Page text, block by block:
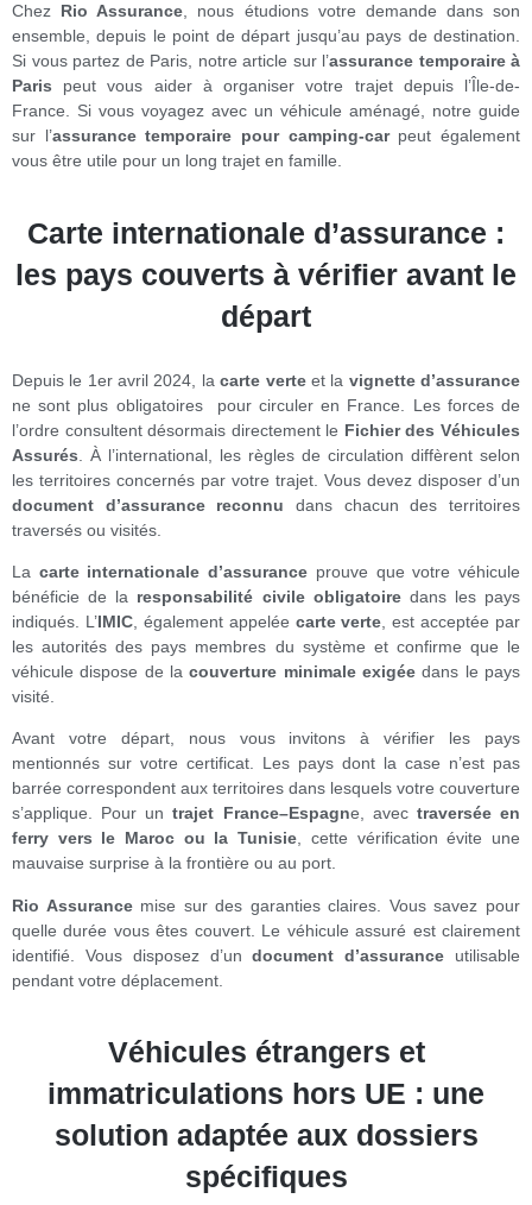
Chez Rio Assurance, nous étudions votre demande dans son
ensemble, depuis le point de départ jusqu’au pays de destination.
Si vous partez de Paris, notre article sur l’assurance temporaire à
Paris peut vous aider à organiser votre trajet depuis l’Île-de-
France. Si vous voyagez avec un véhicule aménagé, notre guide
sur l’assurance temporaire pour camping-carpeut également
vous être utile pour un long trajet en famille.
Carte internationale d’assurance :
les pays couverts à vérifier avant le
départ
Depuis le 1er avril 2024, la carte verteet la vignette d’assurance
ne sont plus obligatoires pour circuler en France. Les forces de
l’ordre consultent désormais directement le Fichier des Véhicules
Assurés . À l’international, les règles de circulation diffèrent selon
les territoires concernés par votre trajet. Vous devez disposer d’un
document d’assurance reconnu dans chacun des territoires
traversés ou visités.
La carte internationale d’assurance prouve que votre véhicule
bénéficie de la responsabilité civile obligatoiredans les pays
indiqués. L’IMIC, également appelée carte verte , est acceptée par
les autorités des pays membres du système et confirme que le
véhicule dispose de lacouverture minimale exigée dans le pays
visité.
Avant votre départ, nous vous invitons à vérifier les pays
mentionnés sur votre certificat. Les pays dont la case n’est pas
barrée correspondent aux territoires dans lesquels votre couverture
s’applique. Pour un trajet France–Espagne, avec traversée en
ferry vers le Maroc ou la Tunisie, cette vérification évite une
mauvaise surprise à la frontière ou au port.
Rio Assurancemise sur des garanties claires. Vous savez pour
quelle durée vous êtes couvert. Le véhicule assuré est clairement
identifié. Vous disposez d’undocument d’assurance utilisable
pendant votre déplacement.
Véhicules étrangers et
immatriculations hors UE : une
solution adaptée aux dossiers
spécifiques